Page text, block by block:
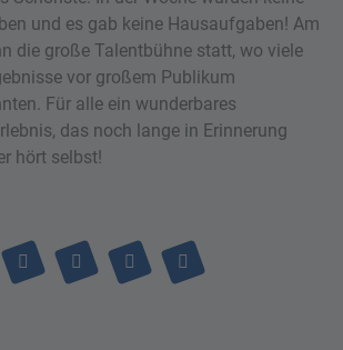
und es gab keine Hausaufgaben! Am
die große Talentbühne statt, wo viele
vor großem Publikum
Für alle ein wunderbares
das noch lange in Erinnerung
hört selbst!